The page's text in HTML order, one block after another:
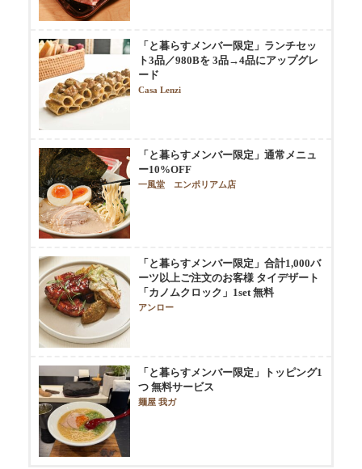
「と暮らすメンバー限定」ランチセッ
ト3品／980Bを 3品→4品にアップグレ
ード
Casa Lenzi
「と暮らすメンバー限定」通常メニュ
ー10%OFF
一風堂 エンポリアム店
「と暮らすメンバー限定」合計1,000バ
ーツ以上ご注文のお客様 タイデザート
「カノムクロック」1set 無料
アンロー
「と暮らすメンバー限定」トッピング1
つ 無料サービス
麺屋 我ガ